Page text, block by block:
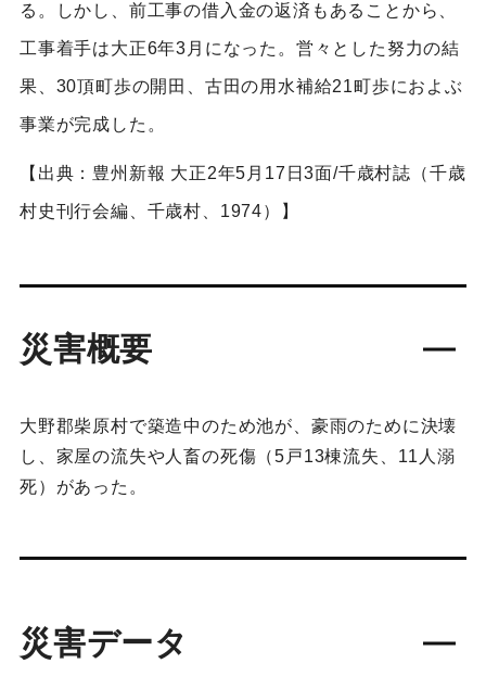
る。しかし、前工事の借入金の返済もあることから、
工事着手は大正6年3月になった。営々とした努力の結
果、30頂町歩の開田、古田の用水補給21町歩におよぶ
事業が完成した。
【出典：豊州新報 大正2年5月17日3面/千歳村誌（千歳
村史刊行会編、千歳村、1974）】
災害概要
大野郡柴原村で築造中のため池が、豪雨のために決壊
し、家屋の流失や人畜の死傷（5戸13棟流失、11人溺
死）があった。
災害データ